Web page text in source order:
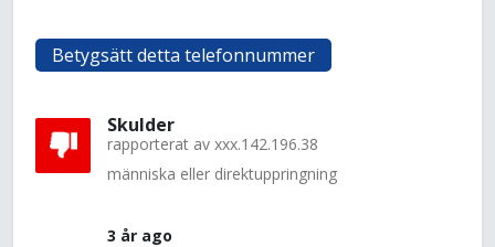
Betygsätt detta telefonnummer
Skulder
rapporterat av xxx.142.196.38
människa eller direktuppringning
3 år ago